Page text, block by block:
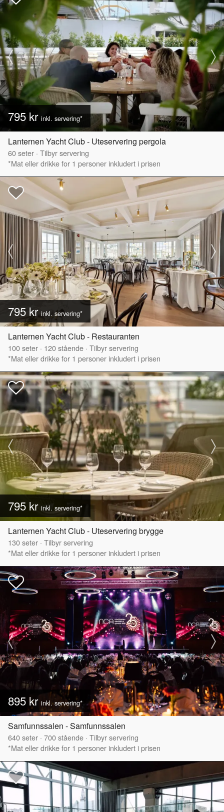
795 kr inkl. servering*
Lanternen Yacht Club - Uteservering pergola
60seter · Tilbyr servering
*Mat eller drikke for 1 personer inkludert i prisen
795 kr inkl. servering*
Lanternen Yacht Club - Restauranten
100seter · 120stående · Tilbyr servering
*Mat eller drikke for 1 personer inkludert i prisen
795 kr inkl. servering*
Lanternen Yacht Club - Uteservering brygge
130seter · Tilbyr servering
*Mat eller drikke for 1 personer inkludert i prisen
895 kr inkl. servering*
Samfunnssalen - Samfunnssalen
640seter · 700stående · Tilbyr servering
*Mat eller drikke for 1 personer inkludert i prisen